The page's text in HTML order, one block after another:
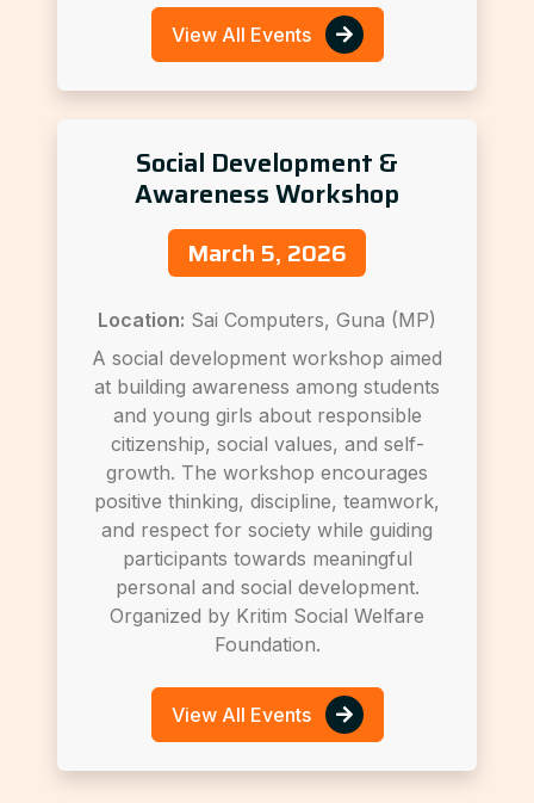
View All Events
Social Development &
Awareness Workshop
March 5, 2026
Location: Sai Computers, Guna (MP)
A social development workshop aimed
at building awareness among students
and young girls about responsible
citizenship, social values, and self-
growth. The workshop encourages
positive thinking, discipline, teamwork,
and respect for society while guiding
participants towards meaningful
personal and social development.
Organized by Kritim Social Welfare
Foundation.
View All Events